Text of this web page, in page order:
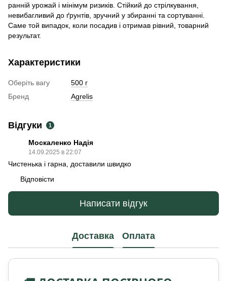
ранній урожай і мінімум ризиків. Стійкий до стрілкування,
невибагливий до ґрунтів, зручний у збиранні та сортуванні.
Саме той випадок, коли посадив і отримав рівний, товарний
результат.
Характеристики
Оберіть вагу
500 г
Бренд
Agrelis
Відгуки 1
Москаленко Надія
14.09.2025 в 22:07
Чистенька і гарна, доставили швидко
Відповісти
Написати відгук
Доставка Оплата